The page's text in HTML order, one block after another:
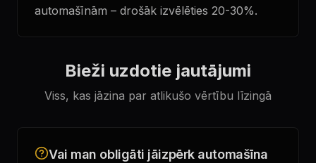
automašīnām – drošāk izvēlēties 20-30%.
Bieži uzdotie jautājumi
Viss, kas jāzina par atlikušo vērtību līzingā
Vai man obligāti jāizpērk automašīna